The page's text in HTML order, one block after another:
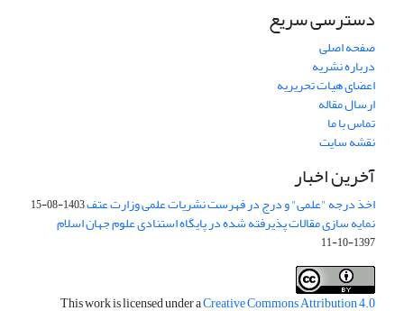
دسترسی سریع
صفحه اصلی
درباره نشریه
اعضای هیات تحریریه
ارسال مقاله
تماس با ما
نقشه سایت
آخرین اخبار
اخذ درجه "علمی" و درج در فهرست نشریات علمی وزارت عتف1403-08-15
نمایه سازی مقالات پذیرفته شده در پایگاه استنادی علوم جهان اسلام
1397-10-11
This work is licensed under aCreative Commons Attribution 4.0